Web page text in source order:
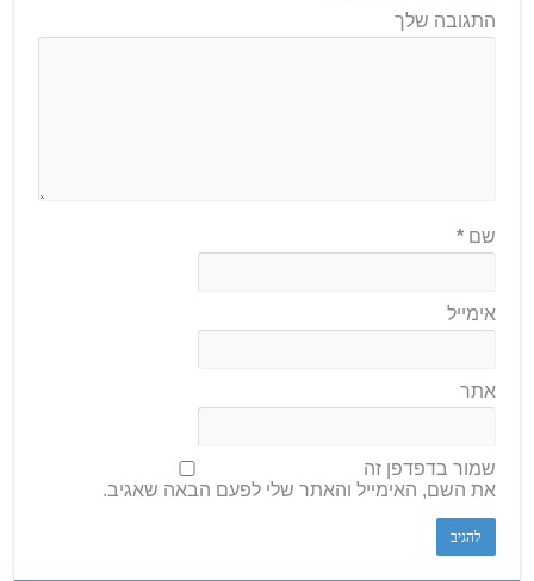
התגובה שלך
שם*
אימייל
אתר
שמור בדפדפן זה
את השם, האימייל והאתר שלי לפעם הבאה שאגיב.